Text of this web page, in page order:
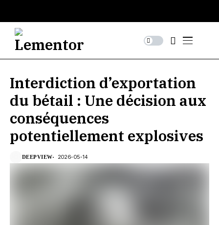
Interdiction d’exportation
du bétail : Une décision aux
conséquences
potentiellement explosives
DEEPVIEW 2026-05-14